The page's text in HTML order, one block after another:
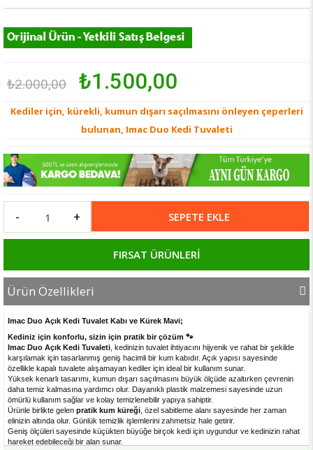
₺2.000,00 ₺1.500,00
Kediler için, kürekli, kumun dışarı saçılmasını önleyen çeperleri
bulunan, Imac Duo Kedi Tuvaleti
+
-
FIRSAT ÜRÜNLERİ
Ürün Özellikleri
Imac Duo Açık Kedi Tuvalet Kabı ve Kürek Mavi;
Kediniz için konforlu, sizin için pratik bir çözüm 🐾
Imac Duo Açık Kedi Tuvaleti, kedinizin tuvalet ihtiyacını hijyenik ve rahat bir şekilde
karşılamak için tasarlanmış geniş hacimli bir kum kabıdır. Açık yapısı sayesinde
özellikle kapalı tuvalete alışamayan kediler için ideal bir kullanım sunar.
Yüksek kenarlı tasarımı, kumun dışarı saçılmasını büyük ölçüde azaltırken çevrenin
daha temiz kalmasına yardımcı olur. Dayanıklı plastik malzemesi sayesinde uzun
ömürlü kullanım sağlar ve kolay temizlenebilir yapıya sahiptir.
Ürünle birlikte gelen pratik kum küreği, özel sabitleme alanı sayesinde her zaman
elinizin altında olur. Günlük temizlik işlemlerini zahmetsiz hale getirir.
Geniş ölçüleri sayesinde küçükten büyüğe birçok kedi için uygundur ve kedinizin rahat
hareket edebileceği bir alan sunar.